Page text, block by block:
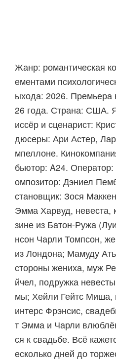
Жанр: романтическая
ементами
ыхода: 2026. Премьера
26 года. Страна: США.
иссёр и сценарист:
дюсеры: Ари Астер,
мпеллоне.
бьютор: A24.
омпозитор: Дэниел
становщик: Зося
Эмма Харвуд, невеста,
зине из Батон‑Ружа
нсон Чарли Томпсон,
из Лондона; Мамуду
стороны жениха, муж
йчел, подружка
мы; Хейли Гейтс Миша,
интерс Фрэнсис,
т Эмма и Чарли
ся к свадьбе. Всё
есколько дней до